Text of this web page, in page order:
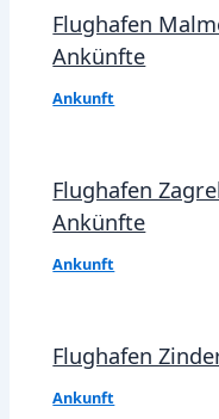
Flughafen
Ankünfte
Ankunft
Flughafen
Ankünfte
Ankunft
Flughafen
Ankunft